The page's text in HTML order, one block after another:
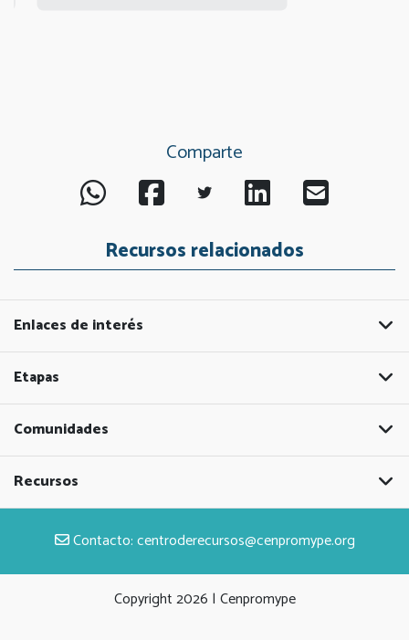
Comparte
Recursos relacionados
Enlaces de interés
Etapas
Comunidades
Recursos
Contacto:centroderecursos@cenpromype.org
Copyright2026 | Cenpromype